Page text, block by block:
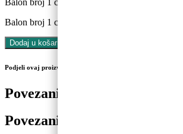
Balon broj 1 crveni količina
Dodaj u košaricu
Podjeli ovaj proizvod na društvenim mrežama
Povezani proizvodi
Povezani proizvodi